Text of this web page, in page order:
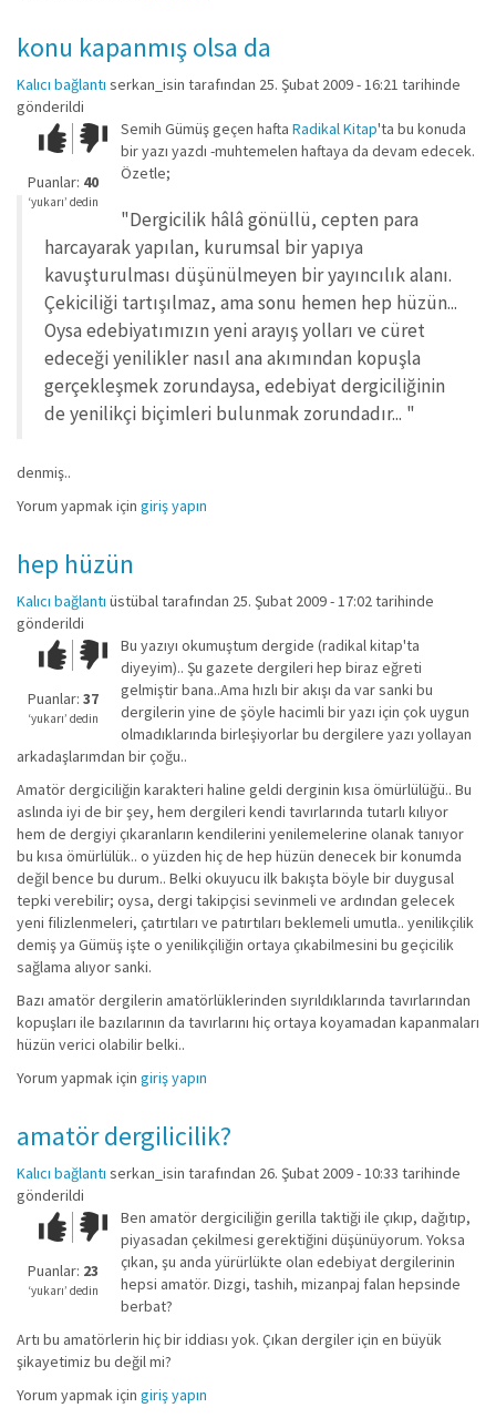
konu kapanmış olsa da
Kalıcı bağlantı serkan_isin tarafından 25. Şubat 2009 - 16:21 tarihinde
gönderildi
Çok iyi!O
kadar
iyi
değil!
Puanlar: 40
‘yukarı’ dedin
Semih Gümüş geçen hafta Radikal Kitap'ta bu konuda
bir yazı yazdı -muhtemelen haftaya da devam edecek.
Özetle;
"Dergicilik hâlâ gönüllü, cepten para
harcayarak yapılan, kurumsal bir yapıya
kavuşturulması düşünülmeyen bir yayıncılık alanı.
Çekiciliği tartışılmaz, ama sonu hemen hep hüzün...
Oysa edebiyatımızın yeni arayış yolları ve cüret
edeceği yenilikler nasıl ana akımından kopuşla
gerçekleşmek zorundaysa, edebiyat dergiciliğinin
de yenilikçi biçimleri bulunmak zorundadır... "
denmiş..
Yorum yapmak için giriş yapın
hep hüzün
Kalıcı bağlantı üstübaltarafından 25. Şubat 2009 - 17:02 tarihinde
gönderildi
Çok iyi!O
kadar
iyi
değil!
Puanlar: 37
‘yukarı’ dedin
Bu yazıyı okumuştum dergide (radikal kitap'ta
diyeyim).. Şu gazete dergileri hep biraz eğreti
gelmiştir bana..Ama hızlı bir akışı da var sanki bu
dergilerin yine de şöyle hacimli bir yazı için çok uygun
olmadıklarında birleşiyorlar bu dergilere yazı yollayan
arkadaşlarımdan bir çoğu..
Amatör dergiciliğin karakteri haline geldi derginin kısa ömürlülüğü.. Bu
aslında iyi de bir şey, hem dergileri kendi tavırlarında tutarlı kılıyor
hem de dergiyi çıkaranların kendilerini yenilemelerine olanak tanıyor
bu kısa ömürlülük.. o yüzden hiç de hep hüzün denecek bir konumda
değil bence bu durum.. Belki okuyucu ilk bakışta böyle bir duygusal
tepki verebilir; oysa, dergi takipçisi sevinmeli ve ardından gelecek
yeni filizlenmeleri, çatırtıları ve patırtıları beklemeli umutla.. yenilikçilik
demiş ya Gümüş işte o yenilikçiliğin ortaya çıkabilmesini bu geçicilik
sağlama alıyor sanki.
Bazı amatör dergilerin amatörlüklerinden sıyrıldıklarında tavırlarından
kopuşları ile bazılarının da tavırlarını hiç ortaya koyamadan kapanmaları
hüzün verici olabilir belki..
Yorum yapmak için giriş yapın
amatör dergilicilik?
Kalıcı bağlantı serkan_isin tarafından 26. Şubat 2009 - 10:33 tarihinde
gönderildi
Çok iyi!O
kadar
iyi
değil!
Puanlar: 23
‘yukarı’ dedin
Ben amatör dergiciliğin gerilla taktiği ile çıkıp, dağıtıp,
piyasadan çekilmesi gerektiğini düşünüyorum. Yoksa
çıkan, şu anda yürürlükte olan edebiyat dergilerinin
hepsi amatör. Dizgi, tashih, mizanpaj falan hepsinde
berbat?
Artı bu amatörlerin hiç bir iddiası yok. Çıkan dergiler için en büyük
şikayetimiz bu değil mi?
Yorum yapmak için giriş yapın